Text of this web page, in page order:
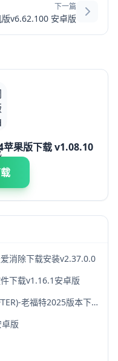
下一篇
v6.62.100 安卓版
果版下载 v1.08.10
消除下载安装v2.37.0.0
下载v1.16.1安卓版
老福特2025最新破解版(网易LOFTER)-老福特2025版本下载v8.1.22
版